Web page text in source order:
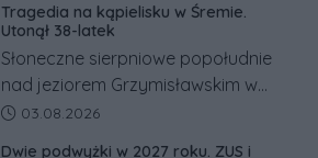
Tragedia na kąpielisku w Śremie.
Utonął 38-latek
Słoneczne sierpniowe popołudnie
nad jeziorem Grzymisławskim w
powiecie śremskim zakończyło się
Data dodania artykułu:
03.08.2026
Dwie podwyżki w 2027 roku. ZUS i